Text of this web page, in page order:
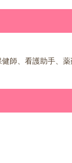
師、看護助手、